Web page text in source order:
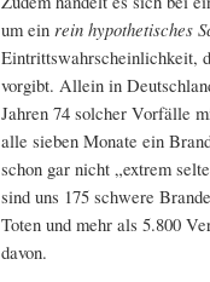
um ein rein hypothetisches
Eintrittswahrscheinlichkeit,
vorgibt. Allein in
Jahren 74 solcher Vorfälle
alle sieben Monate ein
schon gar nicht „extrem
sind uns 175 schwere
Toten und mehr als 5.800
davon.